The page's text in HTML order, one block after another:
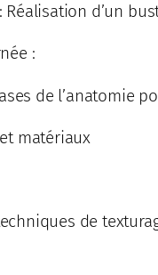
Réalisation d’un
:
de l’anatomie
matériaux
de